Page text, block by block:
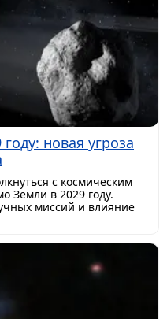
новая угроза
с космическим
Земли в 2029 году.
миссий и влияние